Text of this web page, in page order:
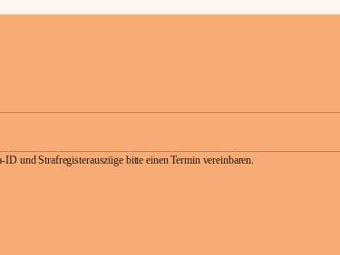
und Strafregisterauszüge bitte einen Termin vereinbaren.